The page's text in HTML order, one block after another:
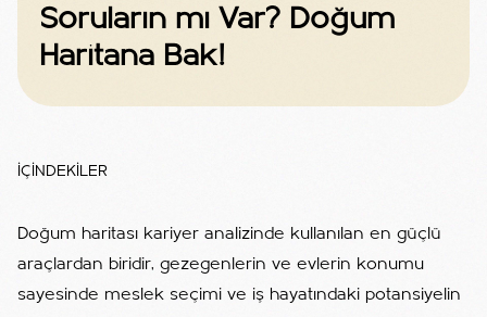
Soruların mı Var? Doğum
Haritana Bak!
İÇİNDEKİLER
Doğum haritası kariyer analizinde kullanılan en güçlü
araçlardan biridir, gezegenlerin ve evlerin konumu
sayesinde meslek seçimi ve iş hayatındaki potansiyelin